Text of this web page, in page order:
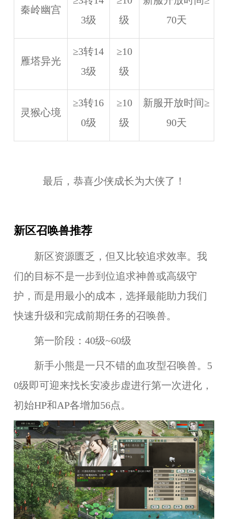
秦岭幽宫
3级
级
70天
雁塔异光
≥3转14
3级
≥10
级
灵猴心境
≥3转16
0级
≥10
级
新服开放时间≥
90天
最后，恭喜少侠成长为大侠了！
新区召唤兽推荐
新区资源匮乏，但又比较追求效率。我
们的目标不是一步到位追求神兽或高级守
护，而是用最小的成本，选择最能助力我们
快速升级和完成前期任务的召唤兽。
第一阶段：40级~60级
新手小熊是一只不错的血攻型召唤兽。5
0级即可迎来找长安凌步虚进行第一次进化，
初始HP和AP各增加56点。